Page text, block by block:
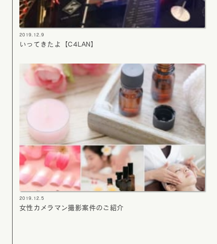
2019.12.9
いってきたよ【C4LAN】
2019.12.5
女性カメラマン撮影案件のご紹介